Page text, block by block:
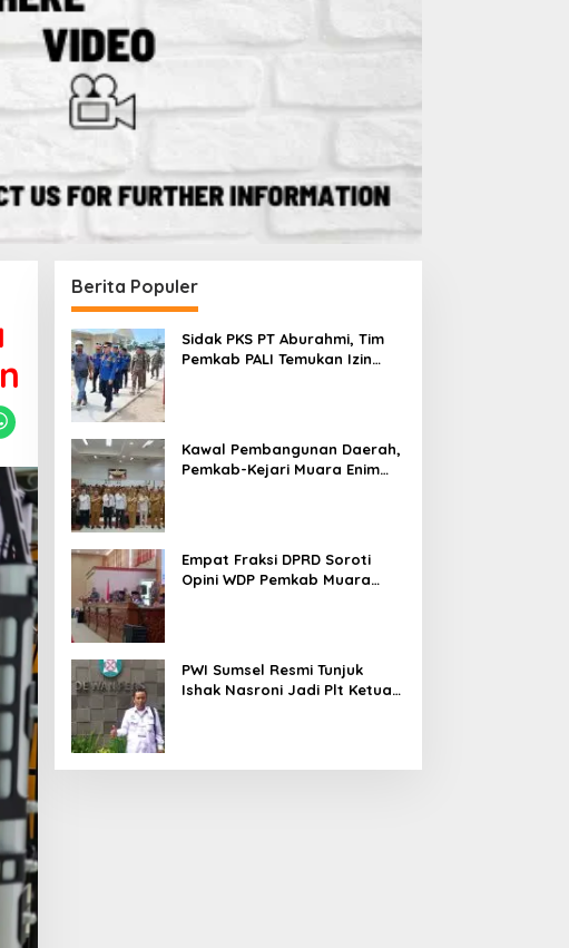
Berita Populer
Sidak PKS PT Aburahmi, Tim
Pemkab PALI Temukan Izin
Kawal Pembangunan Daerah,
Pemkab-Kejari Muara Enim
Empat Fraksi DPRD Soroti
Opini WDP Pemkab Muara
PWI Sumsel Resmi Tunjuk
Ishak Nasroni Jadi Plt Ketua